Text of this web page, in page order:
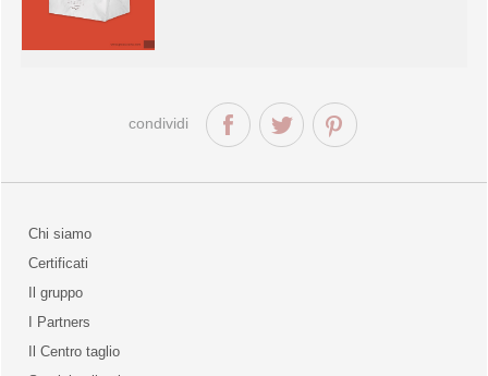
condividi
Chi siamo
qualità
Certificati
Il gruppo
I Partners
Il Centro taglio